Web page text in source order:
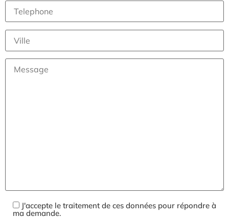
J'accepte le traitement de ces données pour répondre à
ma demande.